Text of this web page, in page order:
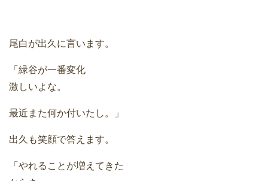
尾白が出久に言います。
「緑谷が一番変化
激しいよな。
最近また何か付いたし。」
出久も笑顔で答えます。
「やれることが増えてきた